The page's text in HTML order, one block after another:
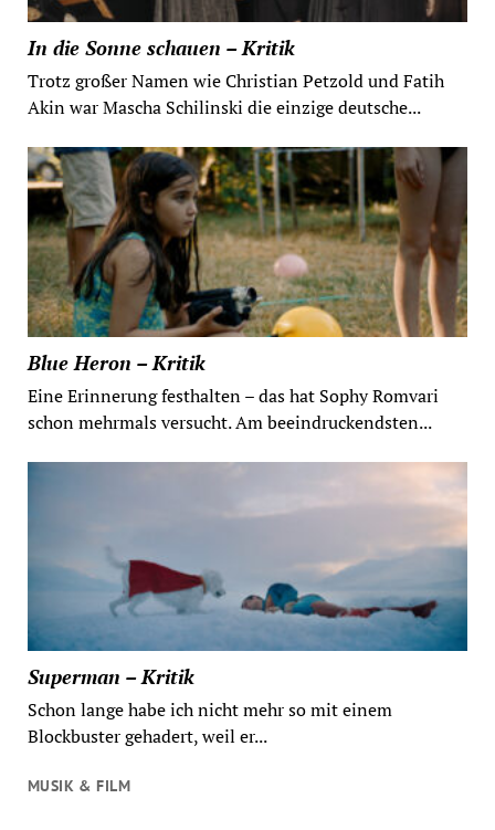
In die Sonne schauen – Kritik
Trotz großer Namen wie Christian Petzold und Fatih
Akin war Mascha Schilinski die einzige deutsche...
Blue Heron – Kritik
Eine Erinnerung festhalten – das hat Sophy Romvari
schon mehrmals versucht. Am beeindruckendsten...
Superman – Kritik
Schon lange habe ich nicht mehr so mit einem
Blockbuster gehadert, weil er...
MUSIK & FILM